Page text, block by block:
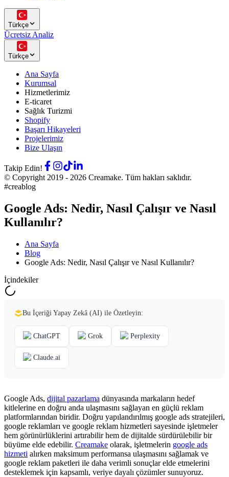
Türkçe
Ücretsiz Analiz
Türkçe
Ana Sayfa
Kurumsal
Hizmetlerimiz
E-ticaret
Sağlık Turizmi
Shopify
Başarı Hikayeleri
Projelerimiz
Bize Ulaşın
Takip Edin!
© Copyright 2019 - 2026 Creamake. Tüm hakları saklıdır.
#creablog
Google Ads: Nedir, Nasıl Çalışır ve Nasıl
Kullanılır?
Ana Sayfa
Blog
Google Ads: Nedir, Nasıl Çalışır ve Nasıl Kullanılır?
İçindekiler
Bu İçeriği Yapay Zekâ (AI) ile Özetleyin:
ChatGPT Grok Perplexity
Claude.ai
Google Ads, dijital pazarlama dünyasında markaların hedef
kitlelerine en doğru anda ulaşmasını sağlayan en güçlü reklam
platformlarından biridir. Doğru yapılandırılmış google ads stratejileri,
google reklamları ve google reklam hizmetleri sayesinde işletmeler
hem görünürlüklerini artırabilir hem de dijitalde sürdürülebilir bir
büyüme elde edebilir. Creamake olarak, işletmelerin google ads
hizmeti alırken maksimum performansa ulaşmasını sağlamak ve
google reklam paketleri ile daha verimli sonuçlar elde etmelerini
desteklemek için kapsamlı, veriye dayalı çözümler sunuyoruz.